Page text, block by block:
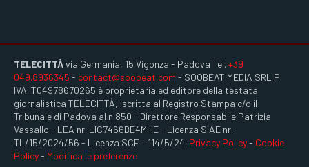
TELECITTÀvia Germania, 15 Vigonza - Padova Tel. +39
049.8936345 - contact@soobeat.com - SOOBEAT MEDIA SRL P.
IVA IT04978670265 è proprietaria ed editore della testata
giornalistica TELECITTÀ, iscritta al Registro Stampa c/o il
Tribunale di Padova al n.850 - Direttore Responsabile Patrizia
Vassallo - LEA nr. LIC7466BE4MHE - Licenza SIAE nr.
TL/15/2024/56 - Licenza SCF – 114/5/24. Privacy Policy- Cookie
Policy- Modifica le preferenze